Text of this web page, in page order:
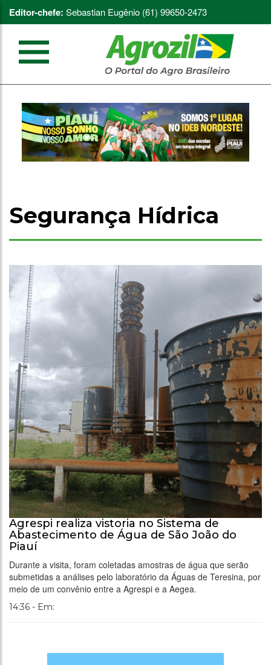
Editor-chefe: Sebastian Eugênio (61) 99650-2473
Segurança Hídrica
Agrespi realiza vistoria no Sistema de
Abastecimento de Água de São João do
Piauí
Durante a visita, foram coletadas amostras de água que serão
submetidas a análises pelo laboratório da Águas de Teresina, por
meio de um convênio entre a Agrespi e a Aegea.
14:36 - Em: